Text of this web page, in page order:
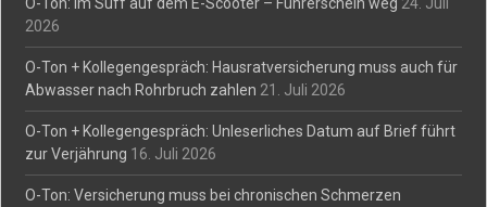
2026
O-Ton + Kollegengespräch: Hausratversicherung muss auch für
Abwasser nach Rohrbruch zahlen 21. Juli 2026
O-Ton + Kollegengespräch: Unleserliches Datum auf Brief führt
zur Verjährung 16. Juli 2026
O-Ton: Versicherung muss bei chronischen Schmerzen